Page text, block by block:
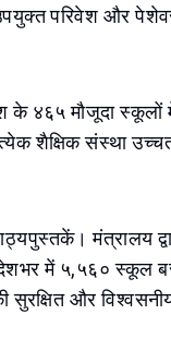
उपयुक्त परिवेश और
के ४६५ मौजूदा
शैक्षिक संस्था
मंत्रालय
में ५,५६० स्कूल
और